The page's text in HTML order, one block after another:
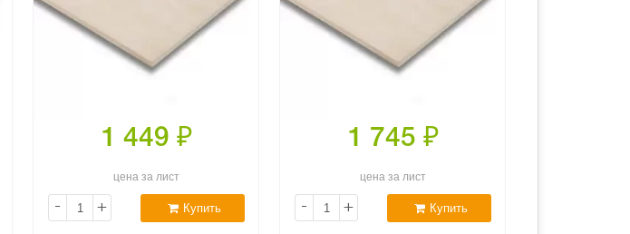
1 449 ₽
цена за лист
- + Купить
1 745 ₽
цена за лист
- + Купить